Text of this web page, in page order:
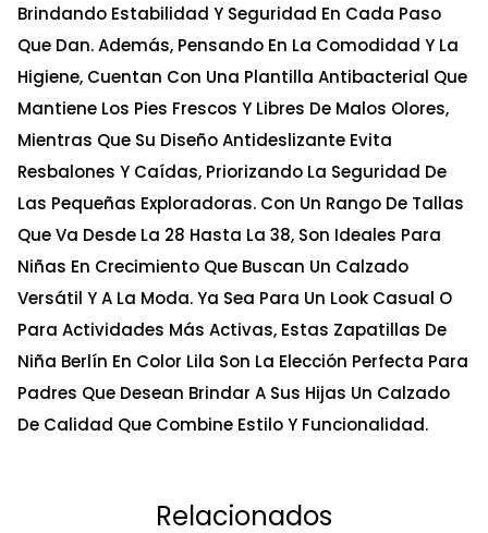
Brindando Estabilidad Y Seguridad En Cada Paso
Que Dan. Además, Pensando En La Comodidad Y La
Higiene, Cuentan Con Una Plantilla Antibacterial Que
Mantiene Los Pies Frescos Y Libres De Malos Olores,
Mientras Que Su Diseño Antideslizante Evita
Resbalones Y Caídas, Priorizando La Seguridad De
Las Pequeñas Exploradoras. Con Un Rango De Tallas
Que Va Desde La 28 Hasta La 38, Son Ideales Para
Niñas En Crecimiento Que Buscan Un Calzado
Versátil Y A La Moda. Ya Sea Para Un Look Casual O
Para Actividades Más Activas, Estas Zapatillas De
Niña Berlín En Color Lila Son La Elección Perfecta Para
Padres Que Desean Brindar A Sus Hijas Un Calzado
De Calidad Que Combine Estilo Y Funcionalidad.
Relacionados